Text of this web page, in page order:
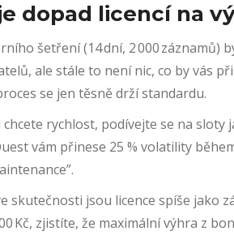
dopad licencí na
šetření (14 dní, 2 000 záznamů)
ale stále to není nic, co by vás
se jen těsně drží standardu.
rychlost, podívejte se na
vám přinese 25 % volatility
skutečnosti jsou licence spíše jako
Kč, zjistíte, že maximální výhra z